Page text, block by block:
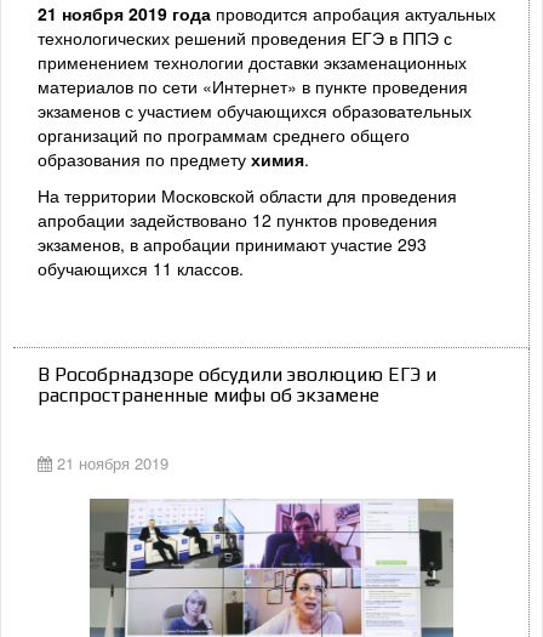
21 ноября 2019 года проводится апробация актуальных
технологических решений проведения ЕГЭ в ППЭ с
применением технологии доставки экзаменационных
материалов по сети «Интернет» в пункте проведения
экзаменов с участием обучающихся образовательных
организаций по программам среднего общего
образования по предмету химия.
На территории Московской области для проведения
апробации задействовано 12 пунктов проведения
экзаменов, в апробации принимают участие 293
обучающихся 11 классов.
В Рособрнадзоре обсудили эволюцию ЕГЭ и
распространенные мифы об экзамене
21 ноября 2019